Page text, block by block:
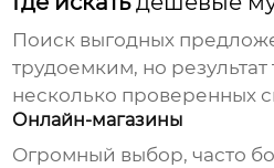
Поиск выгодных
трудоемким, но результат
несколько проверенных
Онлайн-магазины
Огромный выбор, часто